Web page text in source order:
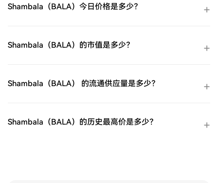
易。HTX场外交易台（OTC）购买：为大量
（EBAY）后，将其存储在您的HTX账户钱包
中。您也可以通过区块链转账将其发送到其
松交易易贝（EBAY)。访问您的账户，选择
您的交易对，执行您的交易，并实时监控。
Shambala（BALA）今日价格是多少？
Shambala（BALA）的市值是多少？
Shambala（BALA） 的流通供应量是多少？
Shambala（BALA）的历史最高价是多少？